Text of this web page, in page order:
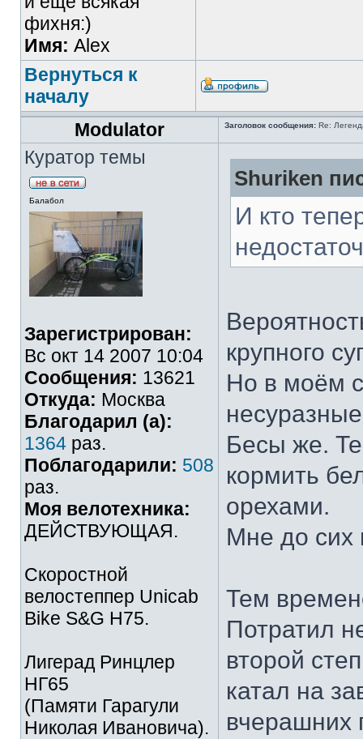
фихня:)
Имя: Alex
Вернуться к
началу
Modulator
Заголовок сообщения: Re:
Куратор темы
Балабол
Зарегистрирован:
Вс окт 14 2007 10:04
Сообщения: 13621
Откуда: Москва
Благодарил (а):
1364 раз.
Поблагодарили: 508
раз.
Моя велотехника:
ДЕЙСТВУЮЩАЯ.
Скоростной
велостеппер Unicab
Bike S&G Н75.
Лигерад Ринцлер
НГ65
(Памяти Гарагули
Николая Ивановича).
Shuriken
И кто
крупного
Но в моём
Бесы же.
кормить
орехами.
Мне до сих
Тем
Потратил
второй
катал на
вчерашних